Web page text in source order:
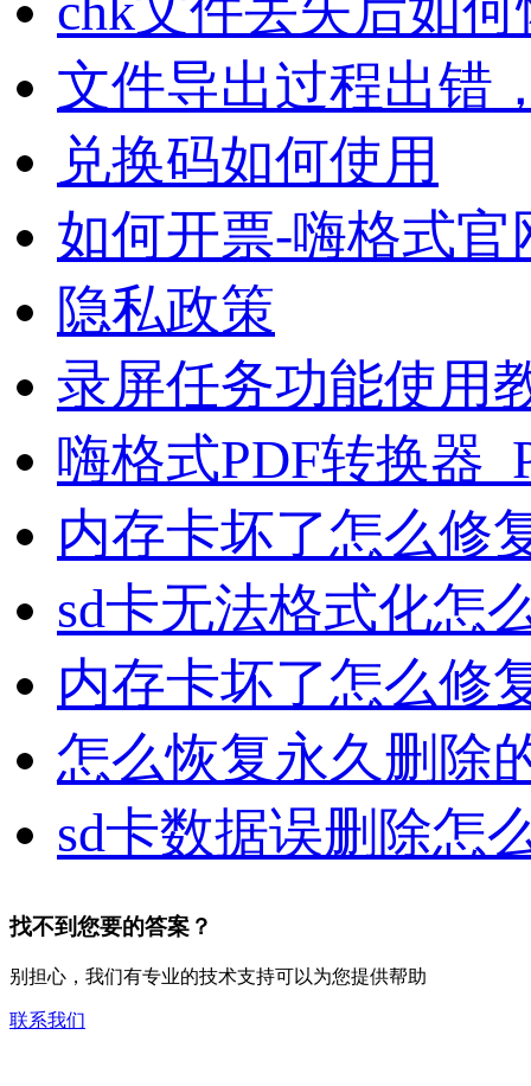
文件导出过程出错
兑换码如何使用
如何开票-嗨格式官
隐私政策
录屏任务功能使用
嗨格式PDF转换器
内存卡坏了怎么修
sd卡无法格式化怎
内存卡坏了怎么修
怎么恢复永久删除
sd卡数据误删除怎
找不到您要的答案？
别担心，我们有专业的技术支持可以为您提供帮助
联系我们